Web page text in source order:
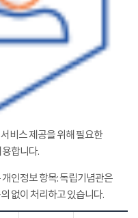
비스 제공을 위해 필요한
합니다.
인정보 항목: 독립기념관은
없이 처리하고 있습니다.